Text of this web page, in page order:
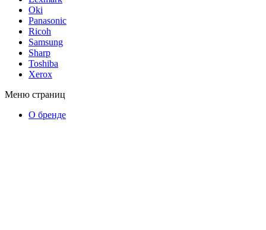
Oki
Panasonic
Ricoh
Samsung
Sharp
Toshiba
Xerox
Меню страниц
О бренде